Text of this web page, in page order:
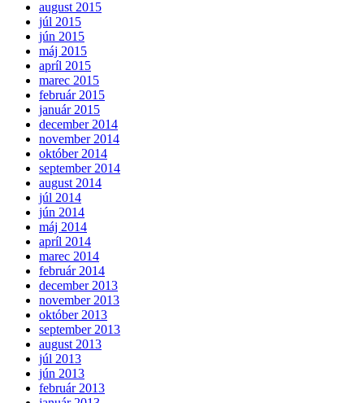
august 2015
júl 2015
jún 2015
máj 2015
apríl 2015
marec 2015
február 2015
január 2015
december 2014
november 2014
október 2014
september 2014
august 2014
júl 2014
jún 2014
máj 2014
apríl 2014
marec 2014
február 2014
december 2013
november 2013
október 2013
september 2013
august 2013
júl 2013
jún 2013
február 2013